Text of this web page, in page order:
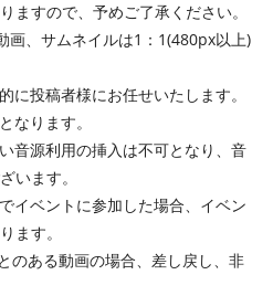
ますので、予めご了承ください。
画、サムネイルは1：1(480px以上)
に投稿者様にお任せいたします。
なります。
音源利用の挿入は不可となり、音
います。
イベントに参加した場合、イベン
ます。
のある動画の場合、差し戻し、非